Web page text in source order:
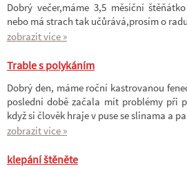
Dobrý večer,máme 3,5 měsíční
nebo má strach tak učůrává,prosím o
zobrazit více »
Trable s polykáním
Dobrý den, máme roční kastrovanou
poslední době začala mít problémy při
když si člověk hraje v puse se slinama a
zobrazit více »
klepání štěněte